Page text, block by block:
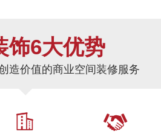
饰6大优势
造价值的商业空间装修服务